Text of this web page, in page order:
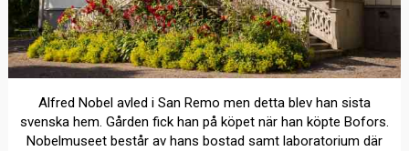
Alfred Nobel avled i San Remo men detta blev han sista
svenska hem. Gården fick han på köpet när han köpte Bofors.
Nobelmuseet består av hans bostad samt laboratorium där